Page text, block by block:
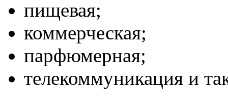
пищевая;
коммерческая;
парфюмерная;
телекоммуникация и